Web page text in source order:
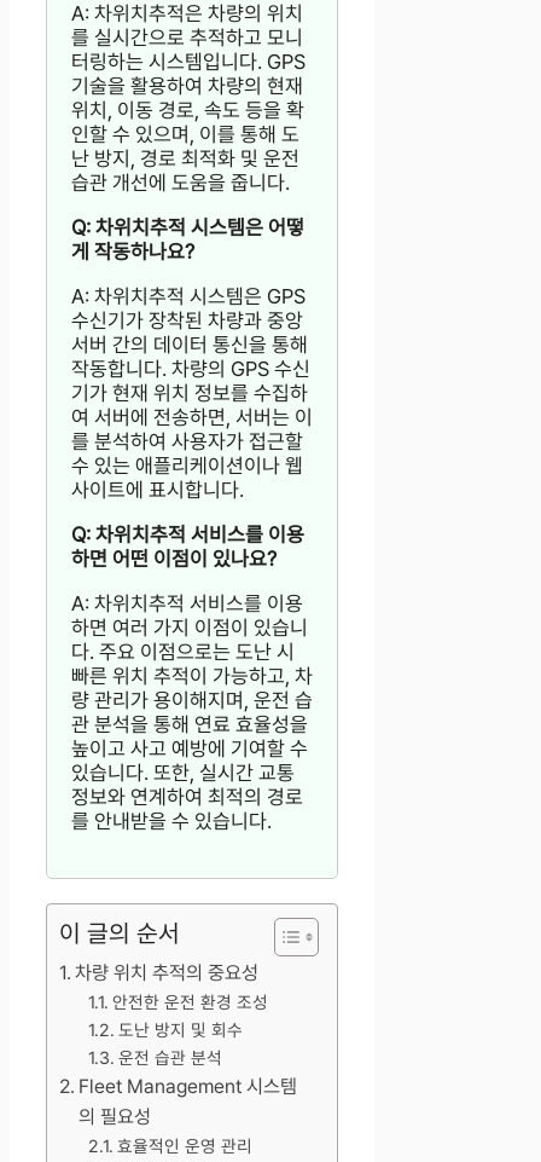
A: 차위치추적은 차량의 위치
를 실시간으로 추적하고 모니
터링하는 시스템입니다. GPS
기술을 활용하여 차량의 현재
위치, 이동 경로, 속도 등을 확
인할 수 있으며, 이를 통해 도
난 방지, 경로 최적화 및 운전
습관 개선에 도움을 줍니다.
Q: 차위치추적 시스템은 어떻
게 작동하나요?
A: 차위치추적 시스템은 GPS
수신기가 장착된 차량과 중앙
서버 간의 데이터 통신을 통해
작동합니다. 차량의 GPS 수신
기가 현재 위치 정보를 수집하
여 서버에 전송하면, 서버는 이
를 분석하여 사용자가 접근할
수 있는 애플리케이션이나 웹
사이트에 표시합니다.
Q: 차위치추적 서비스를 이용
하면 어떤 이점이 있나요?
A: 차위치추적 서비스를 이용
하면 여러 가지 이점이 있습니
다. 주요 이점으로는 도난 시
빠른 위치 추적이 가능하고, 차
량 관리가 용이해지며, 운전 습
관 분석을 통해 연료 효율성을
높이고 사고 예방에 기여할 수
있습니다. 또한, 실시간 교통
정보와 연계하여 최적의 경로
를 안내받을 수 있습니다.
이 글의 순서
차량 위치 추적의 중요성
안전한 운전 환경 조성
도난 방지 및 회수
운전 습관 분석
Fleet Management 시스템
의 필요성
효율적인 운영 관리